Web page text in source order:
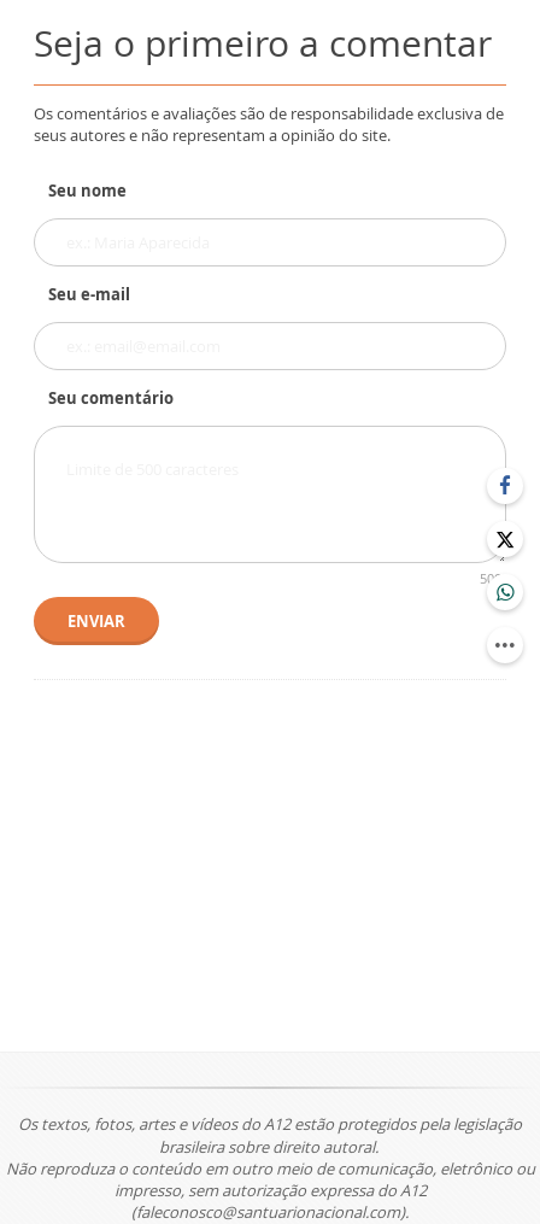
Seja o primeiro a comentar
Os comentários e avaliações são de responsabilidade exclusiva de
seus autores e não representam a opinião do site.
Seu nome
Seu e-mail
Seu comentário
500
ENVIAR
Os textos, fotos, artes e vídeos do A12 estão protegidos pela legislação
brasileira sobre direito autoral.
Não reproduza o conteúdo em outro meio de comunicação, eletrônico ou
impresso, sem autorização expressa do A12
(faleconosco@santuarionacional.com).